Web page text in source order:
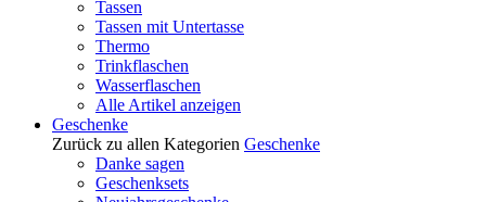
Tassen
Tassen mit Untertasse
Thermo
Trinkflaschen
Wasserflaschen
Alle Artikel anzeigen
Geschenke
Zurück zu allen Kategorien Geschenke
Danke sagen
Geschenksets